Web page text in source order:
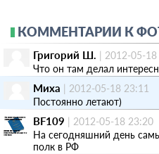
КОММЕНТАРИИ К
Григорий Ш. | 2012-05-
Что он там делал
Миха | 2012-05-18 23:11
Постоянно летают)
BF109 | 2012-05-18 23:20
На сегодняшний день
полк в РФ